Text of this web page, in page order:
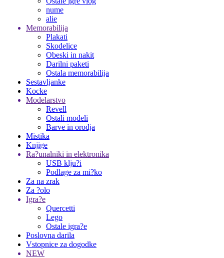
nume
alie
Memorabilija
Plakati
Skodelice
Obeski in nakit
Darilni paketi
Ostala memorabilija
Sestavljanke
Kocke
Modelarstvo
Revell
Ostali modeli
Barve in orodja
Mistika
Knjige
Ra?unalniki in elektronika
USB klju?i
Podlage za mi?ko
Za na zrak
Za ?olo
Igra?e
Quercetti
Lego
Ostale igra?e
Poslovna darila
Vstopnice za dogodke
NEW